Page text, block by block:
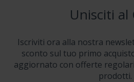
Unisciti al
Iscriviti ora alla nostra
sconto sul tuo primo
aggiornato con offerte
prodotti.